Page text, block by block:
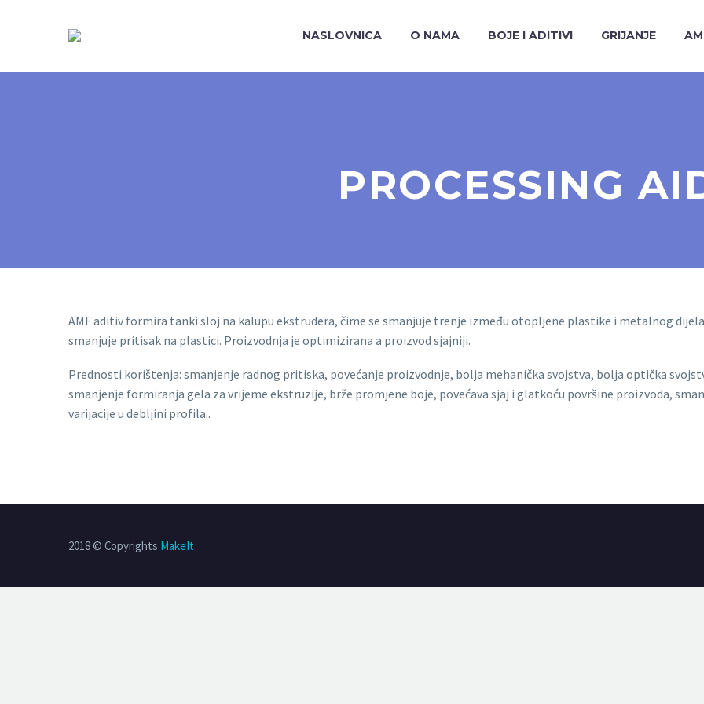
NASLOVNICA O NAMA BOJE I ADITIVI GRIJANJE
PROCESSING
AMF aditiv formira tanki sloj na kalupu ekstrudera, čime se smanjuje trenje između otopljene plastike i metalnog
smanjuje pritisak na plastici. Proizvodnja je optimizirana a proizvod sjajniji.
Prednosti korištenja: smanjenje radnog pritiska, povećanje proizvodnje, bolja mehanička svojstva, bolja optička
smanjenje formiranja gela za vrijeme ekstruzije, brže promjene boje, povećava sjaj i glatkoću površine proizvoda,
varijacije u debljini profila..
2018 © Copyrights MakeIt